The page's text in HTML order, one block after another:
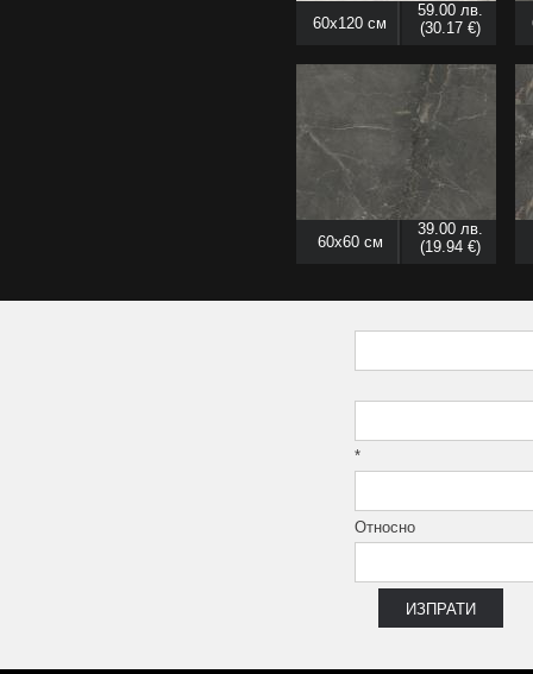
60x120 см
59.00 лв.
(30.17 €)
60x60 см
39.00 лв.
(19.94 €)
*
Относно